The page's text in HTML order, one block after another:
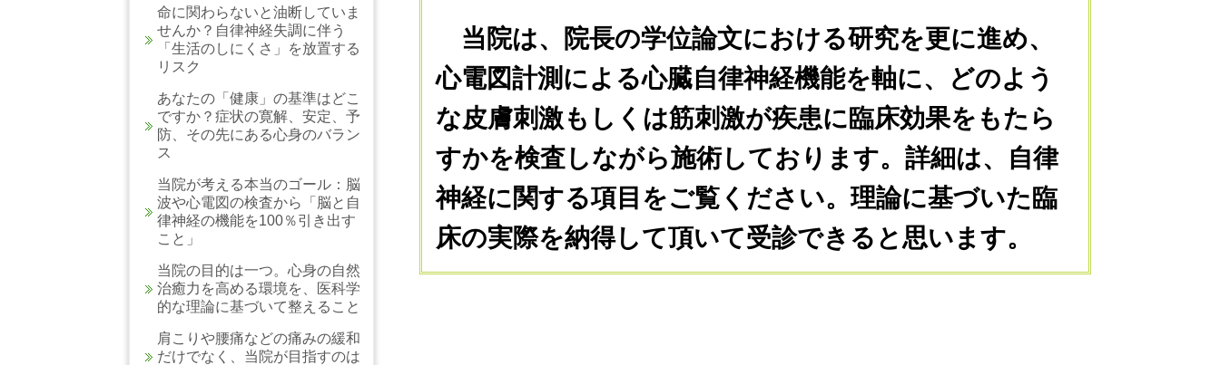
当院は、院長の学位論文における研究を更に進め、
心電図計測による心臓自律神経機能を軸に、どのよう
な皮膚刺激もしくは筋刺激が疾患に臨床効果をもたら
すかを検査しながら施術しております。詳細は、自律
神経に関する項目をご覧ください。理論に基づいた臨
床の実際を納得して頂いて受診できると思います。
命に関わらないと油断していま
せんか？自律神経失調に伴う
「生活のしにくさ」を放置する
リスク
あなたの「健康」の基準はどこ
ですか？症状の寛解、安定、予
防、その先にある心身のバラン
ス
当院が考える本当のゴール：脳
波や心電図の検査から「脳と自
律神経の機能を100％引き出す
こと」
当院の目的は一つ。心身の自然
治癒力を高める環境を、医科学
的な理論に基づいて整えること
肩こりや腰痛などの痛みの緩和
だけでなく、当院が目指すのは